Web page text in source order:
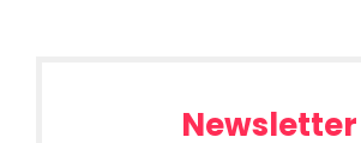
Newsletter